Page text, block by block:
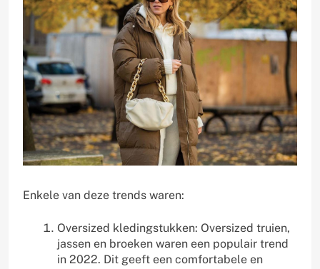
Enkele van deze trends waren:
Oversized kledingstukken: Oversized truien,
jassen en broeken waren een populair trend
in 2022. Dit geeft een comfortabele en